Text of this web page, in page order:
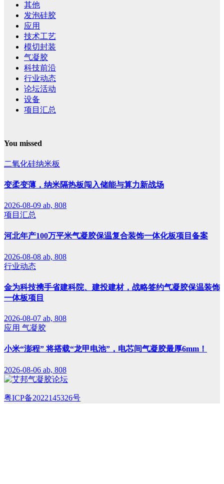
其他
发泡硅胶
应用
技术工艺
模切封装
气凝胶
科技前沿
行业动态
论坛活动
设备
项目汇总
You missed
二氧化硅纳米板
变柔变薄，纳米隔热板闯入储能与算力新战场
2026-08-09 ab, 808
项目汇总
河北年产100万平米气凝胶保温复合装饰一体化板项目备案
2026-08-08 ab, 808
行业动态
金为科技携手省建科院、建投建材，战略签约气凝胶保温装饰
一体板项目
2026-08-07 ab, 808
应用 气凝胶
小米“澎程” 将搭载“龙甲电池”，电芯间气凝胶最厚6mm！
2026-08-06 ab, 808
粤ICP备2022145326号